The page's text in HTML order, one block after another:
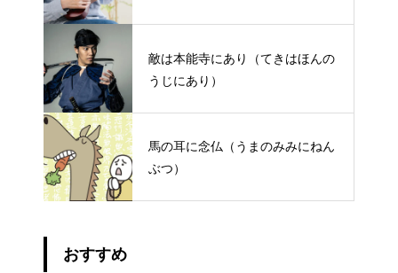
敵は本能寺にあり（てきはほんの
うじにあり）
馬の耳に念仏（うまのみみにねん
ぶつ）
おすすめ